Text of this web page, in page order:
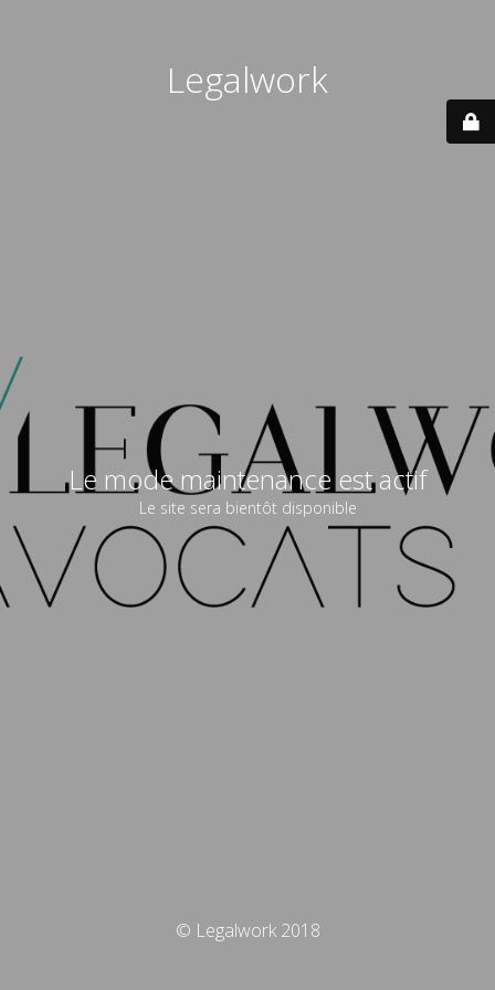
Legalwork
Le mode maintenance est actif
Le site sera bientôt disponible
© Legalwork 2018